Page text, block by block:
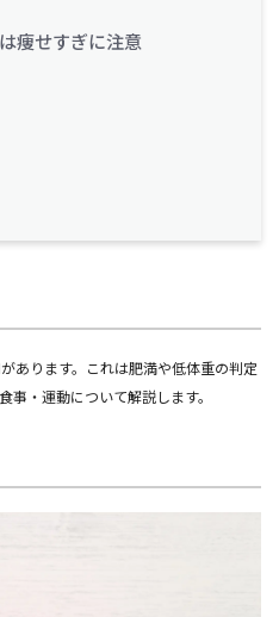
痩せすぎに注意
あります。これは肥満や低体重の判定
事・運動について解説します。